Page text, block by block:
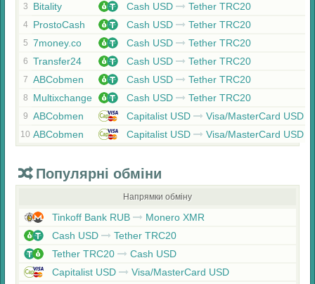
3 Bitality Cash USD Tether TRC20
4 ProstoCash Cash USD Tether TRC20
5 7money.co Cash USD Tether TRC20
6 Transfer24 Cash USD Tether TRC20
7 ABCobmen Cash USD Tether TRC20
8 Multixchange Cash USD Tether TRC20
9 ABCobmen Capitalist USD Visa/MasterCard USD
10 ABCobmen Capitalist USD Visa/MasterCard USD
Популярні обміни
Напрямки обміну
Tinkoff Bank RUB
Monero XMR
Cash USD
Tether TRC20
Tether TRC20
Cash USD
Capitalist USD
Visa/MasterCard USD